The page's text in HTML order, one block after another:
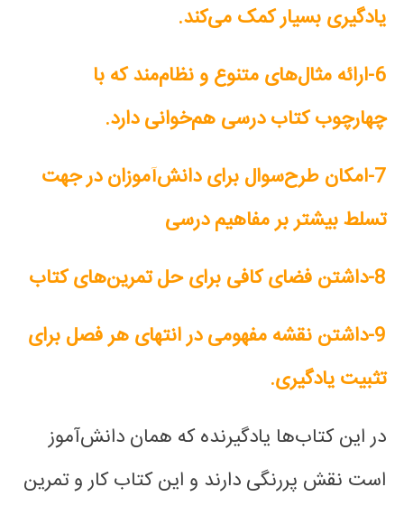
یادگیری بسیار کمک می‌کند.
6-ارائه مثال‌های متنوع و نظام‌مند که با
چهارچوب کتاب درسی هم‌خوانی دارد.
7-امکان طرح‌سوال برای دانش‌آموزان در جهت
تسلط بیشتر بر مفاهیم درسی
8-داشتن فضای کافی برای حل تمرین‌های کتاب
9-داشتن نقشه مفهومی در انتهای هر فصل برای
تثبیت یادگیری.
در این کتاب‌ها یادگیرنده‌ که همان دانش‌آموز
است نقش پررنگی دارند و این کتاب کار و تمرین